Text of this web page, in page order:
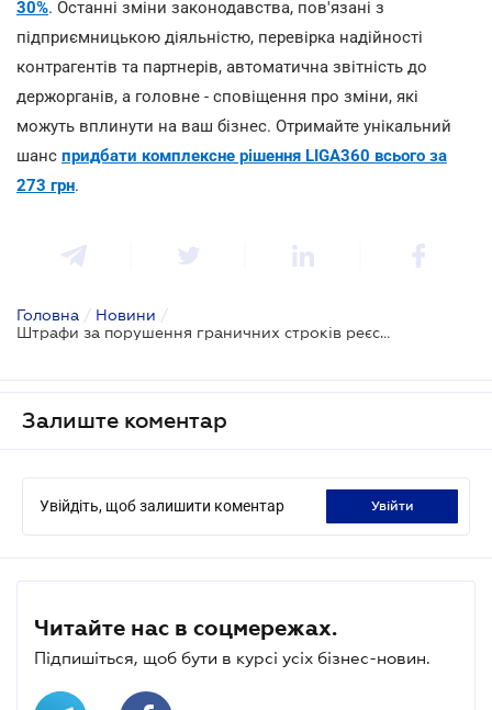
30%. Останні зміни законодавства, пов'язані з
підприємницькою діяльністю, перевірка надійності
контрагентів та партнерів, автоматична звітність до
держорганів, а головне - сповіщення про зміни, які
можуть вплинути на ваш бізнес. Отримайте унікальний
шанс придбати комплексне рішення LIGA360 всього за
273 грн.
Головна / Новини /
Штрафи за порушення граничних строків реєстрації податкових накладних нараховуються по-новому
Залиште коментар
Увійдіть, щоб залишити коментар увійти
Читайте нас в соцмережах.
Підпишіться, щоб бути в курсі усіх бізнес-новин.